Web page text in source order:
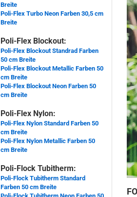
Breite
Poli-Flex Turbo Neon Farben 30,5 cm
Breite
Poli-Flex Blockout:
Poli-Flex Blockout Standrad Farben
50 cm Breite
Poli-Flex Blockout Metallic Farben 50
cm Breite
Poli-Flex Blockout Neon Farben 50
cm Breite
Poli-Flex Nylon:
Poli-Flex Nylon Standard Farben 50
cm Breite
Poli-Flex Nylon Metallic Farben 50
cm Breite
Poli-Flock Tubitherm:
Poli-Flock Tubitherm Standard
Farben 50 cm Breite